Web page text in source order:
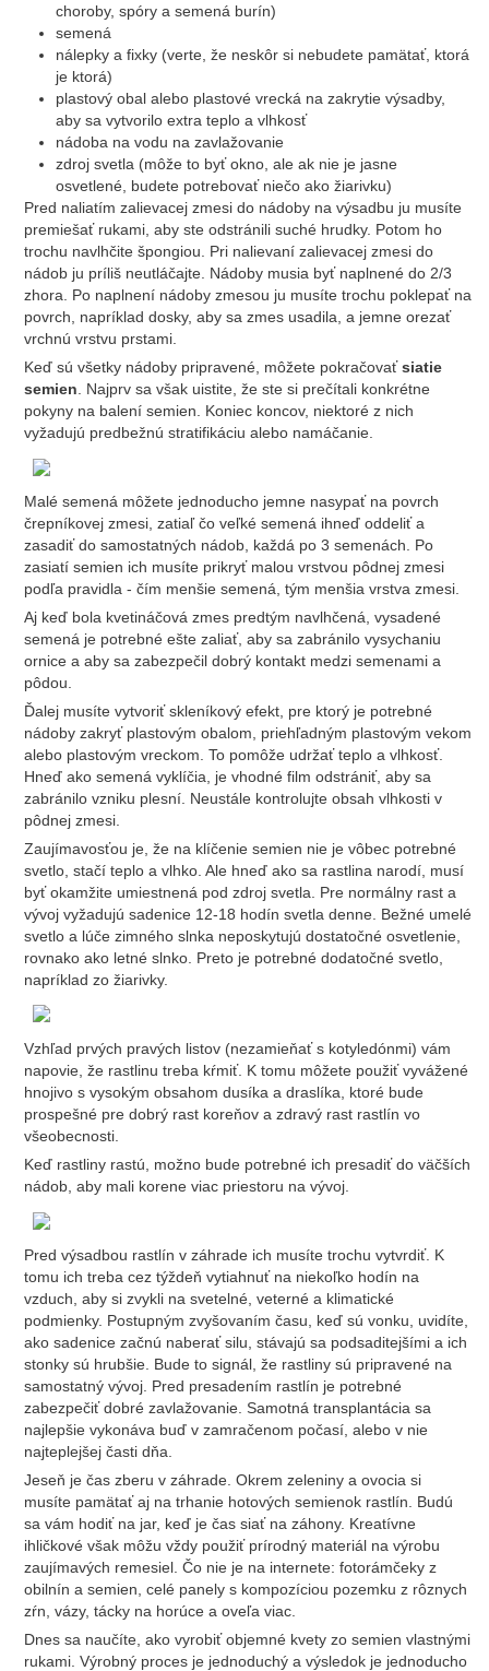
choroby, spóry a semená burín)
semená
nálepky a fixky (verte, že neskôr si nebudete pamätať, ktorá
je ktorá)
plastový obal alebo plastové vrecká na zakrytie výsadby,
aby sa vytvorilo extra teplo a vlhkosť
nádoba na vodu na zavlažovanie
zdroj svetla (môže to byť okno, ale ak nie je jasne
osvetlené, budete potrebovať niečo ako žiarivku)
Pred naliatím zalievacej zmesi do nádoby na výsadbu ju musíte
premiešať rukami, aby ste odstránili suché hrudky. Potom ho
trochu navlhčite špongiou. Pri nalievaní zalievacej zmesi do
nádob ju príliš neutláčajte. Nádoby musia byť naplnené do 2/3
zhora. Po naplnení nádoby zmesou ju musíte trochu poklepať na
povrch, napríklad dosky, aby sa zmes usadila, a jemne orezať
vrchnú vrstvu prstami.
Keď sú všetky nádoby pripravené, môžete pokračovaťsiatie
semien . Najprv sa však uistite, že ste si prečítali konkrétne
pokyny na balení semien. Koniec koncov, niektoré z nich
vyžadujú predbežnú stratifikáciu alebo namáčanie.
Malé semená môžete jednoducho jemne nasypať na povrch
črepníkovej zmesi, zatiaľ čo veľké semená ihneď oddeliť a
zasadiť do samostatných nádob, každá po 3 semenách. Po
zasiatí semien ich musíte prikryť malou vrstvou pôdnej zmesi
podľa pravidla - čím menšie semená, tým menšia vrstva zmesi.
Aj keď bola kvetináčová zmes predtým navlhčená, vysadené
semená je potrebné ešte zaliať, aby sa zabránilo vysychaniu
ornice a aby sa zabezpečil dobrý kontakt medzi semenami a
pôdou.
Ďalej musíte vytvoriť skleníkový efekt, pre ktorý je potrebné
nádoby zakryť plastovým obalom, priehľadným plastovým vekom
alebo plastovým vreckom. To pomôže udržať teplo a vlhkosť.
Hneď ako semená vyklíčia, je vhodné film odstrániť, aby sa
zabránilo vzniku plesní. Neustále kontrolujte obsah vlhkosti v
pôdnej zmesi.
Zaujímavosťou je, že na klíčenie semien nie je vôbec potrebné
svetlo, stačí teplo a vlhko. Ale hneď ako sa rastlina narodí, musí
byť okamžite umiestnená pod zdroj svetla. Pre normálny rast a
vývoj vyžadujú sadenice 12-18 hodín svetla denne. Bežné umelé
svetlo a lúče zimného slnka neposkytujú dostatočné osvetlenie,
rovnako ako letné slnko. Preto je potrebné dodatočné svetlo,
napríklad zo žiarivky.
Vzhľad prvých pravých listov (nezamieňať s kotyledónmi) vám
napovie, že rastlinu treba kŕmiť. K tomu môžete použiť vyvážené
hnojivo s vysokým obsahom dusíka a draslíka, ktoré bude
prospešné pre dobrý rast koreňov a zdravý rast rastlín vo
všeobecnosti.
Keď rastliny rastú, možno bude potrebné ich presadiť do väčších
nádob, aby mali korene viac priestoru na vývoj.
Pred výsadbou rastlín v záhrade ich musíte trochu vytvrdiť. K
tomu ich treba cez týždeň vytiahnuť na niekoľko hodín na
vzduch, aby si zvykli na svetelné, veterné a klimatické
podmienky. Postupným zvyšovaním času, keď sú vonku, uvidíte,
ako sadenice začnú naberať silu, stávajú sa podsaditejšími a ich
stonky sú hrubšie. Bude to signál, že rastliny sú pripravené na
samostatný vývoj. Pred presadením rastlín je potrebné
zabezpečiť dobré zavlažovanie. Samotná transplantácia sa
najlepšie vykonáva buď v zamračenom počasí, alebo v nie
najteplejšej časti dňa.
Jeseň je čas zberu v záhrade. Okrem zeleniny a ovocia si
musíte pamätať aj na trhanie hotových semienok rastlín. Budú
sa vám hodiť na jar, keď je čas siať na záhony. Kreatívne
ihličkové však môžu vždy použiť prírodný materiál na výrobu
zaujímavých remesiel. Čo nie je na internete: fotorámčeky z
obilnín a semien, celé panely s kompozíciou pozemku z rôznych
zŕn, vázy, tácky na horúce a oveľa viac.
Dnes sa naučíte, ako vyrobiť objemné kvety zo semien vlastnými
rukami. Výrobný proces je jednoduchý a výsledok je jednoducho